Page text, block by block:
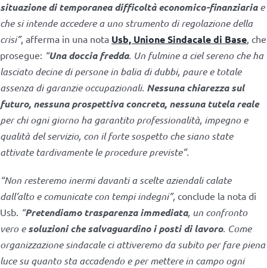
situazione di temporanea difficoltà economico-finanziariae
che si intende accedere a uno strumento di regolazione della
crisi”, afferma in una nota Usb, Unione Sindacale di Base, che
prosegue: “Una doccia fredda. Un fulmine a ciel sereno che ha
lasciato decine di persone in balia di dubbi, paure e totale
assenza di garanzie occupazionali. Nessuna chiarezza sul
futuro, nessuna prospettiva concreta, nessuna tutela reale
per chi ogni giorno ha garantito professionalità, impegno e
qualità del servizio, con il forte sospetto che siano state
attivate tardivamente le procedure previste”.
“Non resteremo inermi davanti a scelte aziendali calate
dall’alto e comunicate con tempi indegni”, conclude la nota di
Usb. “Pretendiamo trasparenza immediata, un confronto
vero esoluzioni che salvaguardino i posti di lavoro. Come
organizzazione sindacale ci attiveremo da subito per fare piena
luce su quanto sta accadendo e per mettere in campo ogni